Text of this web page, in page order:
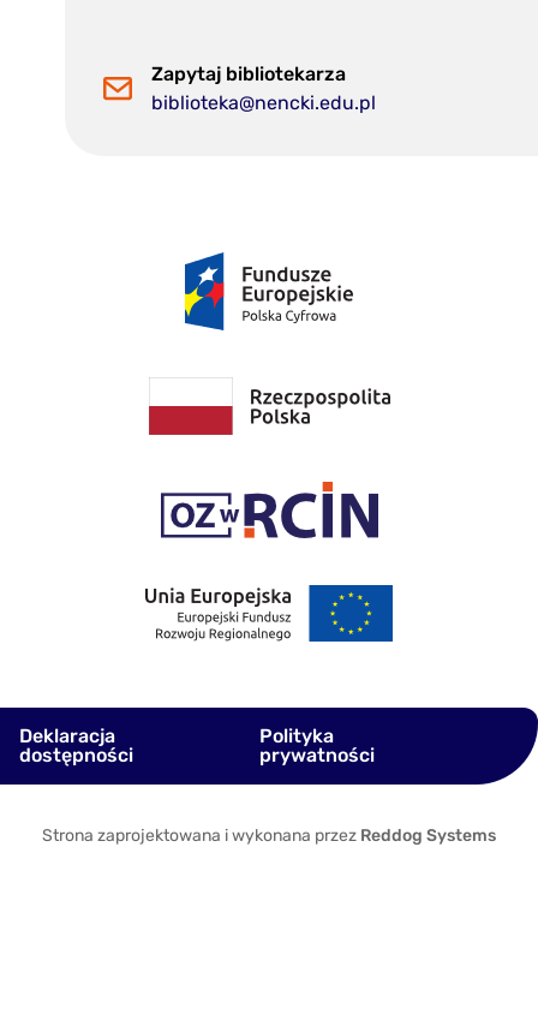
Zapytaj bibliotekarza
biblioteka@nencki.edu.pl
Deklaracja
dostępności
Polityka
prywatności
Strona zaprojektowana i wykonana przez Reddog Systems